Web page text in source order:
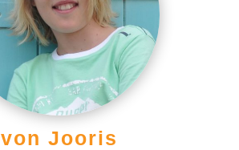
von Jooris